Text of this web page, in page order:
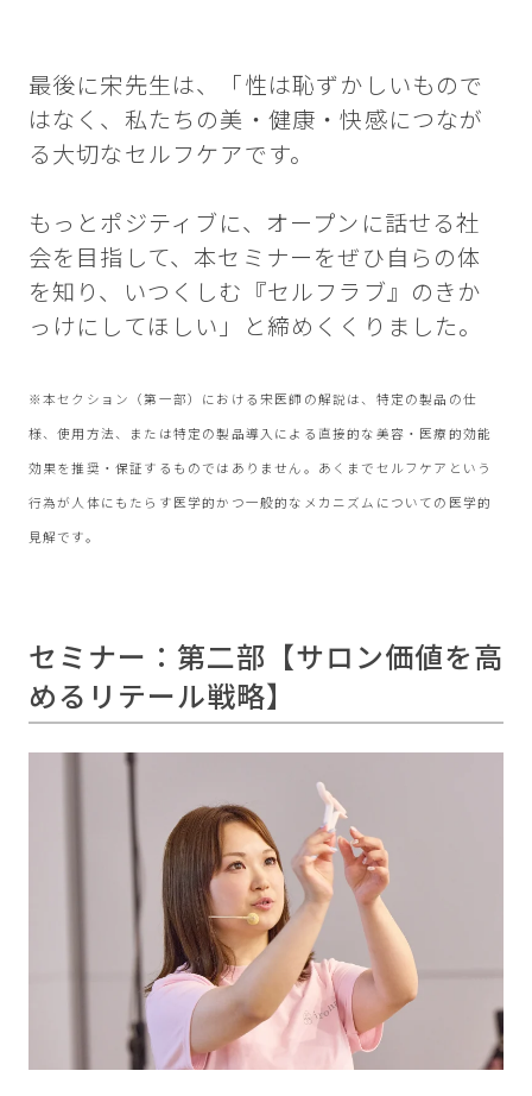
最後に宋先生は、「性は恥ずかしいもので
はなく、私たちの美・健康・快感につなが
る大切なセルフケアです。
もっとポジティブに、オープンに話せる社
会を目指して、本セミナーをぜひ自らの体
を知り、いつくしむ『セルフラブ』のきか
っけにしてほしい」と締めくくりました。
※本セクション（第一部）における宋医師の解説は、特定の製品の仕
様、使用方法、または特定の製品導入による直接的な美容・医療的効能
効果を推奨・保証するものではありません。あくまでセルフケアという
行為が人体にもたらす医学的かつ一般的なメカニズムについての医学的
見解です。
セミナー：第二部【サロン価値を高
めるリテール戦略】